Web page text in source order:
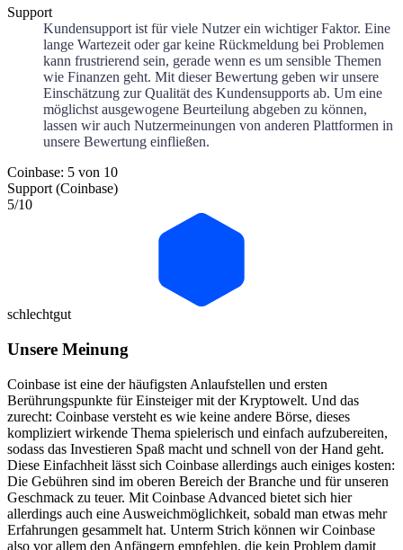
Support
Kundensupport ist für viele Nutzer ein wichtiger Faktor. Eine
lange Wartezeit oder gar keine Rückmeldung bei Problemen
kann frustrierend sein, gerade wenn es um sensible Themen
wie Finanzen geht. Mit dieser Bewertung geben wir unsere
Einschätzung zur Qualität des Kundensupports ab. Um eine
möglichst ausgewogene Beurteilung abgeben zu können,
lassen wir auch Nutzermeinungen von anderen Plattformen in
unsere Bewertung einfließen.
Coinbase: 5 von 10
Support (Coinbase)
5/10
schlechtgut
Unsere Meinung
Coinbase ist eine der häufigsten Anlaufstellen und ersten
Berührungspunkte für Einsteiger mit der Kryptowelt. Und das
zurecht: Coinbase versteht es wie keine andere Börse, dieses
kompliziert wirkende Thema spielerisch und einfach aufzubereiten,
sodass das Investieren Spaß macht und schnell von der Hand geht.
Diese Einfachheit lässt sich Coinbase allerdings auch einiges kosten:
Die Gebühren sind im oberen Bereich der Branche und für unseren
Geschmack zu teuer. Mit Coinbase Advanced bietet sich hier
allerdings auch eine Ausweichmöglichkeit, sobald man etwas mehr
Erfahrungen gesammelt hat. Unterm Strich können wir Coinbase
also vor allem den Anfängern empfehlen, die kein Problem damit